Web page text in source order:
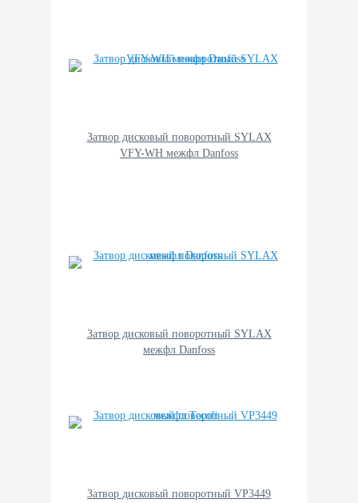
Затвор дисковый поворотный SYLAX
VFY-WH межфл Danfoss
Затвор дисковый поворотный SYLAX
межфл Danfoss
Затвор дисковый поворотный VP3449